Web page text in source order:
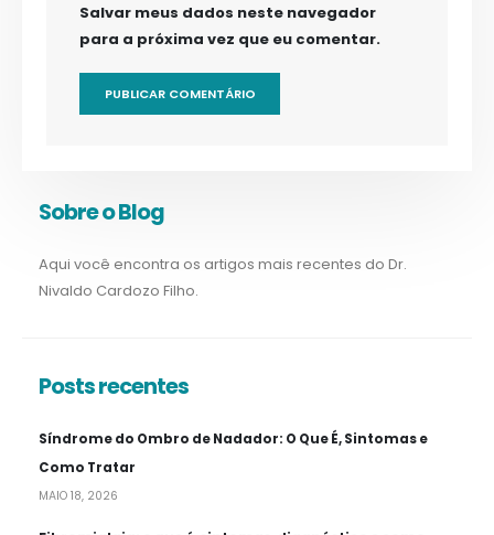
Salvar meus dados neste navegador
para a próxima vez que eu comentar.
Sobre o Blog
Aqui você encontra os artigos mais recentes do Dr.
Nivaldo Cardozo Filho.
Posts recentes
Síndrome do Ombro de Nadador: O Que É, Sintomas e
Como Tratar
MAIO 18, 2026